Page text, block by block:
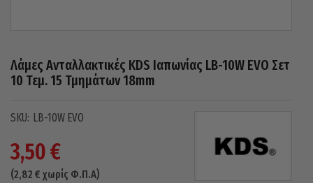
Λάμες Ανταλλακτικές KDS Ιαπωνίας LB-10W EVO Σετ
10 Τεμ. 15 Τμημάτων 18mm
LB-10W EVO
3,50€
(2,82 € χωρίς Φ.Π.Α)